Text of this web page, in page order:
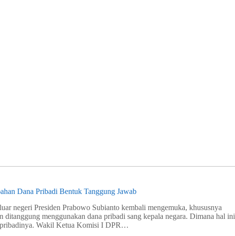
Dana Pribadi Bentuk Tanggung Jawab
negeri Presiden Prabowo Subianto kembali mengemuka, khususnya
ditanggung menggunakan dana pribadi sang kepala negara. Dimana hal ini
pribadinya. Wakil Ketua Komisi I DPR…